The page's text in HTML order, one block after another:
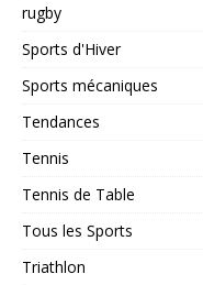
rugby
Sports d'Hiver
Sports mécaniques
Tendances
Tennis
Tennis de Table
Tous les Sports
Triathlon